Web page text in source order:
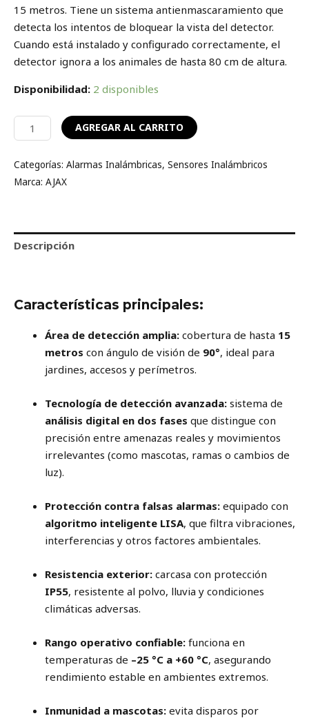
15 metros. Tiene un sistema antienmascaramiento que
detecta los intentos de bloquear la vista del detector.
Cuando está instalado y configurado correctamente, el
detector ignora a los animales de hasta 80 cm de altura.
Disponibilidad: 2 disponibles
AGREGAR AL CARRITO
Categorías: Alarmas Inalámbricas, Sensores Inalámbricos
Marca: AJAX
Descripción
Características principales:
Área de detección amplia: cobertura de hasta 15
metros con ángulo de visión de 90°, ideal para
jardines, accesos y perímetros.
Tecnología de detección avanzada: sistema de
análisis digital en dos fases que distingue con
precisión entre amenazas reales y movimientos
irrelevantes (como mascotas, ramas o cambios de
luz).
Protección contra falsas alarmas: equipado con
algoritmo inteligente LISA, que filtra vibraciones,
interferencias y otros factores ambientales.
Resistencia exterior: carcasa con protección
IP55, resistente al polvo, lluvia y condiciones
climáticas adversas.
Rango operativo confiable: funciona en
temperaturas de –25 °C a +60 °C, asegurando
rendimiento estable en ambientes extremos.
Inmunidad a mascotas: evita disparos por